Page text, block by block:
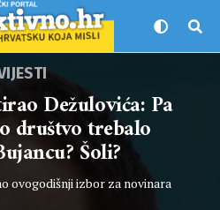
Dežulovića: Pa
društvo trebalo
Šoli?
ovogodišnji izbor za novinara